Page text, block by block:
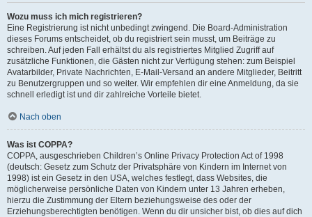
Wozu muss ich mich registrieren?
Eine Registrierung ist nicht unbedingt zwingend. Die Board-Administration
dieses Forums entscheidet, ob du registriert sein musst, um Beiträge zu
schreiben. Auf jeden Fall erhältst du als registriertes Mitglied Zugriff auf
zusätzliche Funktionen, die Gästen nicht zur Verfügung stehen: zum Beispiel
Avatarbilder, Private Nachrichten, E-Mail-Versand an andere Mitglieder, Beitritt
zu Benutzergruppen und so weiter. Wir empfehlen dir eine Anmeldung, da sie
schnell erledigt ist und dir zahlreiche Vorteile bietet.
Nach oben
Was ist COPPA?
COPPA, ausgeschrieben Children’s Online Privacy Protection Act of 1998
(deutsch: Gesetz zum Schutz der Privatsphäre von Kindern im Internet von
1998) ist ein Gesetz in den USA, welches festlegt, dass Websites, die
möglicherweise persönliche Daten von Kindern unter 13 Jahren erheben,
hierzu die Zustimmung der Eltern beziehungsweise des oder der
Erziehungsberechtigten benötigen. Wenn du dir unsicher bist, ob dies auf dich